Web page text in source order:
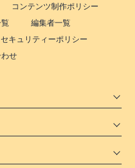
コンテンツ制作ポリシー
編集者一覧
セキュリティーポリシー
せ